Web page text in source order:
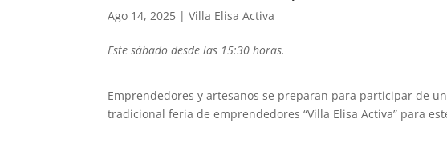
Ago 14, 2025 |Villa Elisa Activa
Este sábado desde las 15:30 horas.
Emprendedores y artesanos se preparan para participar de
tradicional feria de emprendedores “Villa Elisa Activa” para